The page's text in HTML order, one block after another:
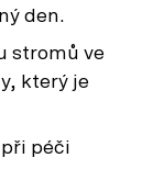
den.
stromů ve
který je
péči